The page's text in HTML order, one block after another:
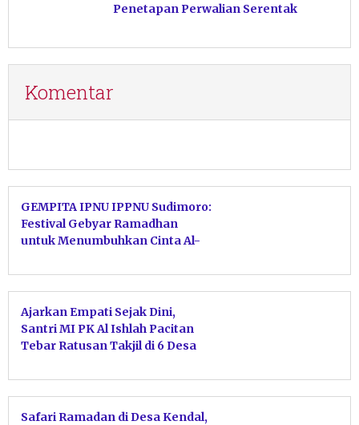
Penetapan Perwalian Serentak
Komentar
GEMPITA IPNU IPPNU Sudimoro:
Festival Gebyar Ramadhan
untuk Menumbuhkan Cinta Al-
Ajarkan Empati Sejak Dini,
Santri MI PK Al Ishlah Pacitan
Tebar Ratusan Takjil di 6 Desa
Safari Ramadan di Desa Kendal,